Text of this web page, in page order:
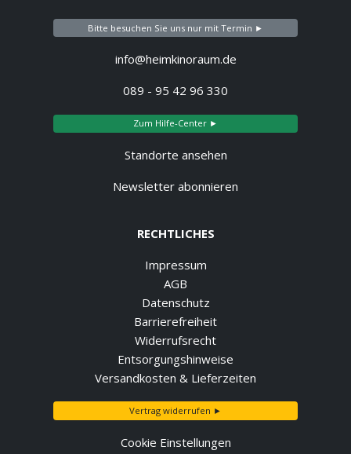
Bitte besuchen Sie uns nur mit Termin ►
info@heimkinoraum.de
089 - 95 42 96 330
Zum Hilfe-Center ►
Standorte ansehen
Newsletter abonnieren
RECHTLICHES
Impressum
AGB
Datenschutz
Barrierefreiheit
Widerrufsrecht
Entsorgungshinweise
Versandkosten & Lieferzeiten
Vertrag widerrufen ►
Cookie Einstellungen